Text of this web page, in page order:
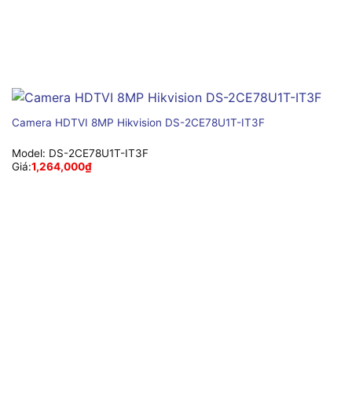
Camera HDTVI 8MP Hikvision DS-2CE78U1T-IT3F
Model: DS-2CE78U1T-IT3F
Giá:1,264,000₫